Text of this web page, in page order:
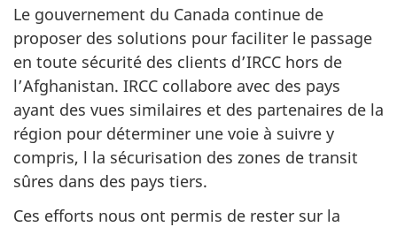
Le gouvernement du Canada continue de
proposer des solutions pour faciliter le passage
en toute sécurité des clients d’IRCC hors de
l’Afghanistan. IRCC collabore avec des pays
ayant des vues similaires et des partenaires de la
région pour déterminer une voie à suivre y
compris, l la sécurisation des zones de transit
sûres dans des pays tiers.
Ces efforts nous ont permis de rester sur la